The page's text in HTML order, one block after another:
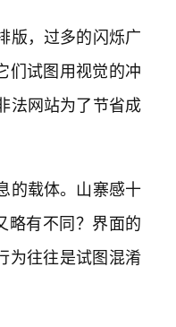
版，过多的闪烁广
们试图用视觉的冲
法网站为了节省成
的载体。山寨感十
略有不同？界面的
为往往是试图混淆